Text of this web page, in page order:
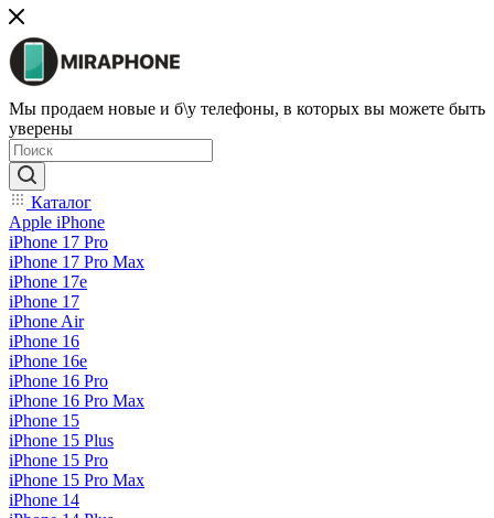
Мы продаем новые и б\у телефоны, в которых вы можете быть
уверены
Каталог
Apple iPhone
iPhone 17 Pro
iPhone 17 Pro Max
iPhone 17e
iPhone 17
iPhone Air
iPhone 16
iPhone 16e
iPhone 16 Pro
iPhone 16 Pro Max
iPhone 15
iPhone 15 Plus
iPhone 15 Pro
iPhone 15 Pro Max
iPhone 14